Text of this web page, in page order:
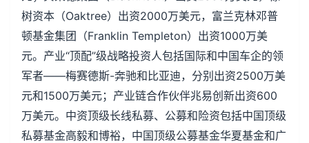
树资本（Oaktree）出资2000万美元，富兰克林邓普
顿基金集团（Franklin Templeton）出资1000万美
元。产业“顶配”级战略投资人包括国际和中国车企的领
军者——梅赛德斯-奔驰和比亚迪，分别出资2500万美
元和1500万美元；产业链合作伙伴兆易创新出资600
万美元。中资顶级长线私募、公募和险资包括中国顶级
私募基金高毅和博裕，中国顶级公募基金华夏基金和广